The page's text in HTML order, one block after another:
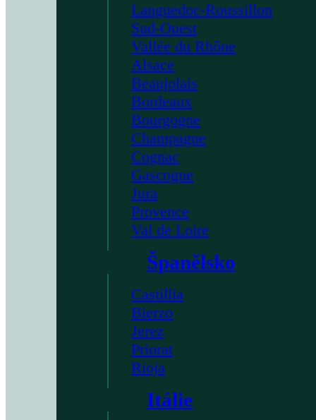
Languedoc-Roussillon
Sud-Ouest
Vallée du Rhône
Alsace
Beaujolais
Bordeaux
Bourgogne
Champagne
Cognac
Gascogne
Jura
Provence
Val de Loire
Španělsko
Castillia
Bierzo
Jerez
Priorat
Rioja
Itálie